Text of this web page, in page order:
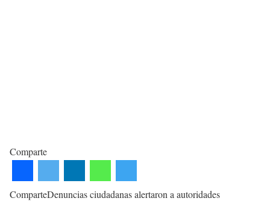
Comparte
ComparteDenuncias ciudadanas alertaron a autoridades